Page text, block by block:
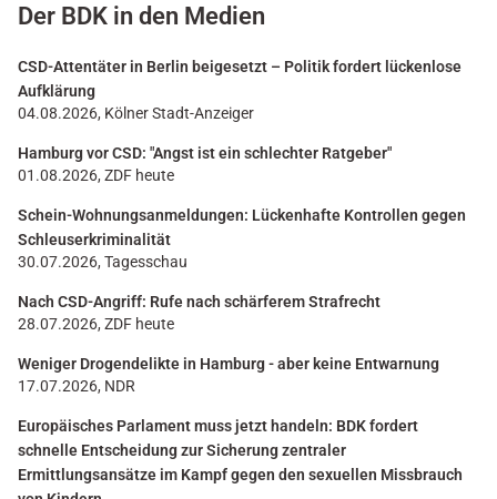
Der BDK in den Medien
CSD-Attentäter in Berlin beigesetzt – Politik fordert lückenlose
Aufklärung
04.08.2026, Kölner Stadt-Anzeiger
Hamburg vor CSD: "Angst ist ein schlechter Ratgeber"
01.08.2026, ZDF heute
Schein-Wohnungsanmeldungen: Lückenhafte Kontrollen gegen
Schleuserkriminalität
30.07.2026, Tagesschau
Nach CSD-Angriff: Rufe nach schärferem Strafrecht
28.07.2026, ZDF heute
Weniger Drogendelikte in Hamburg - aber keine Entwarnung
17.07.2026, NDR
Europäisches Parlament muss jetzt handeln: BDK fordert
schnelle Entscheidung zur Sicherung zentraler
Ermittlungsansätze im Kampf gegen den sexuellen Missbrauch